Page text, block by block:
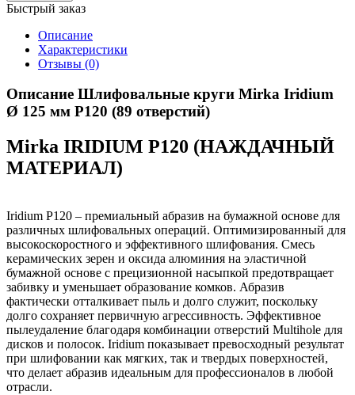
Быстрый заказ
Описание
Характеристики
Отзывы (0)
Описание Шлифовальные круги Mirka Iridium
Ø 125 мм P120 (89 отверстий)
Mirka IRIDIUM P120 (НАЖДАЧНЫЙ
МАТЕРИАЛ)
Iridium P120 – премиальный абразив на бумажной основе для
различных шлифовальных операций. Оптимизированный для
высокоскоростного и эффективного шлифования. Смесь
керамических зерен и оксида алюминия на эластичной
бумажной основе с прецизионной насыпкой предотвращает
забивку и уменьшает образование комков. Абразив
фактически отталкивает пыль и долго служит, поскольку
долго сохраняет первичную агрессивность. Эффективное
пылеудаление благодаря комбинации отверстий Multihole для
дисков и полосок. Iridium показывает превосходный результат
при шлифовании как мягких, так и твердых поверхностей,
что делает абразив идеальным для профессионалов в любой
отрасли.